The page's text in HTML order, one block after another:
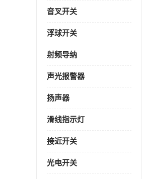
音叉开关
浮球开关
射频导纳
声光报警器
扬声器
滑线指示灯
接近开关
光电开关